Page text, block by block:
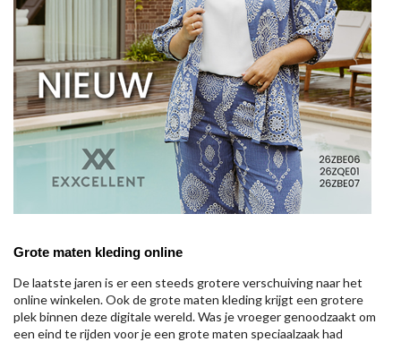
Grote maten kleding online
De laatste jaren is er een steeds grotere verschuiving naar het
online winkelen. Ook de grote maten kleding krijgt een grotere
plek binnen deze digitale wereld. Was je vroeger genoodzaakt om
een eind te rijden voor je een grote maten speciaalzaak had